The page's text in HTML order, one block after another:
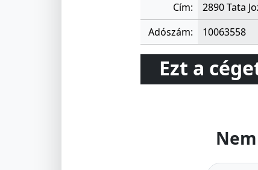
Cím:
2890 Tata
Adószám:
10063558
Ezt a